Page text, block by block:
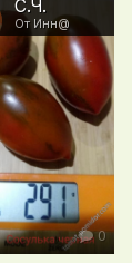
С.Ч.
От Инн@
0